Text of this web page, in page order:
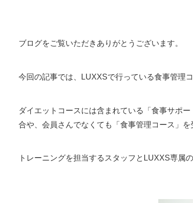
ブログをご覧いただきありがとうございます。
今回の記事では、LUXXSで行っている食事管理
ダイエットコースには含まれている「食事サポ
合や、会員さんでなくても「食事管理コース」を
トレーニングを担当するスタッフとLUXXS専属